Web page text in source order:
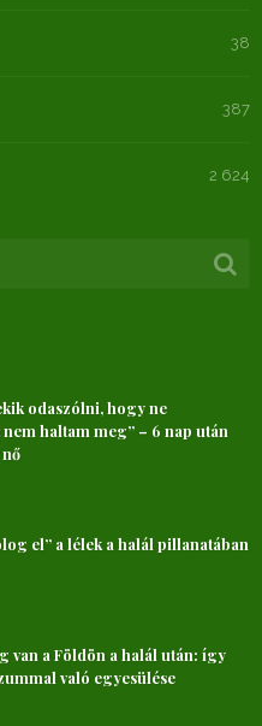
38
387
2 624
odaszólni, hogy ne
haltam meg” – 6 nap után
el” a lélek a halál pillanatában
van a Földön a halál után: így
való egyesülése